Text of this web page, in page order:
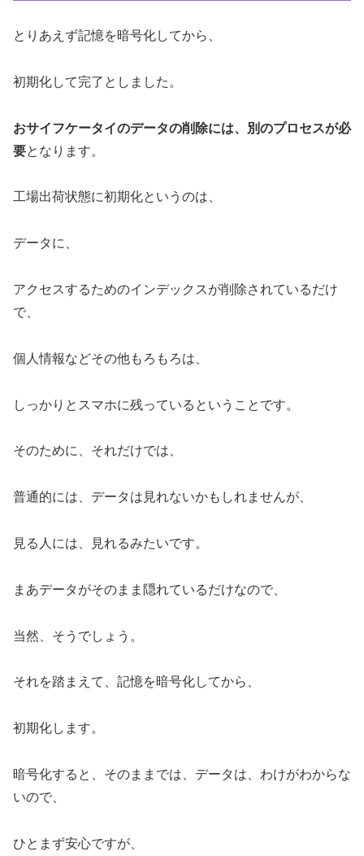
とりあえず記憶を暗号化してから、
初期化して完了としました。
おサイフケータイのデータの削除には、別のプロセスが必
要となります。
工場出荷状態に初期化というのは、
データに、
アクセスするためのインデックスが削除されているだけ
で、
個人情報などその他もろもろは、
しっかりとスマホに残っているということです。
そのために、それだけでは、
普通的には、データは見れないかもしれませんが、
見る人には、見れるみたいです。
まあデータがそのまま隠れているだけなので、
当然、そうでしょう。
それを踏まえて、記憶を暗号化してから、
初期化します。
暗号化すると、そのままでは、データは、わけがわからな
いので、
ひとまず安心ですが、